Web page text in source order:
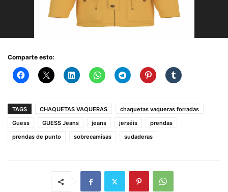
Comparte esto:
TAGS CHAQUETAS VAQUERAS
chaquetas vaqueras forradas
Guess
GUESS Jeans jeans jerséis
prendas
prendas de punto
sobrecamisas sudaderas